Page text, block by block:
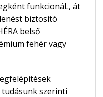
funkcionáL, át
biztosító
belső
fehér vagy
szerinti